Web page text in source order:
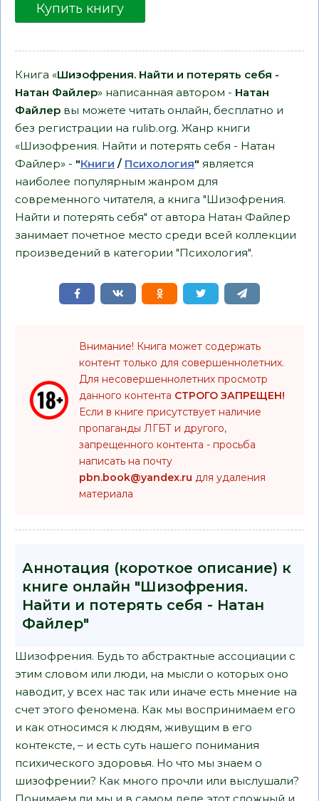
Купить книгу
Книга «Шизофрения. Найти и потерять себя -
Натан Файлер» написанная автором - Натан
Файлер вы можете читать онлайн, бесплатно и
без регистрации на rulib.org. Жанр книги
«Шизофрения. Найти и потерять себя - Натан
Файлер» - "Книги / Психология" является
наиболее популярным жанром для
современного читателя, а книга "Шизофрения.
Найти и потерять себя" от автора Натан Файлер
занимает почетное место среди всей коллекции
произведений в категории "Психология".
Внимание! Книга может содержать
контент только для совершеннолетних.
Для несовершеннолетних просмотр
данного контента СТРОГО ЗАПРЕЩЕН!
Если в книге присутствует наличие
пропаганды ЛГБТ и другого,
запрещенного контента - просьба
написать на почту
pbn.book@yandex.ru для удаления
материала
Аннотация (короткое описание) к
книге онлайн "Шизофрения.
Найти и потерять себя - Натан
Файлер"
Шизофрения. Будь то абстрактные ассоциации с
этим словом или люди, на мысли о которых оно
наводит, у всех нас так или иначе есть мнение на
счет этого феномена. Как мы воспринимаем его
и как относимся к людям, живущим в его
контексте, – и есть суть нашего понимания
психического здоровья. Но что мы знаем о
шизофрении? Как много прочли или выслушали?